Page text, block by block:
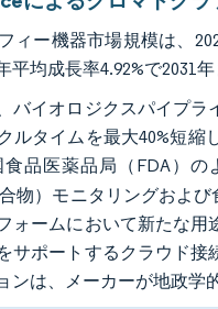
ィー機器市場規模は、
平均成長率4.92%で2031
バイオロジクスパイプ
ルタイムを最大40%短
品医薬品局（FDA）
物）モニタリングおよ
ォームにおいて新たな
サポートするクラウド
ンは、メーカーが地政学